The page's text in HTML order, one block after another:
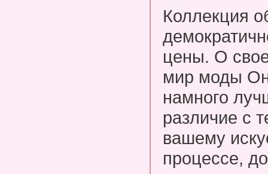
Коллекция
цены. О
мир моды
намного
различие с
вашему
процессе,